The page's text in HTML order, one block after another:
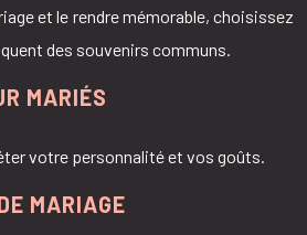
et le rendre mémorable, choisissez
des souvenirs communs.
MARIÉS
votre personnalité et vos goûts.
MARIAGE